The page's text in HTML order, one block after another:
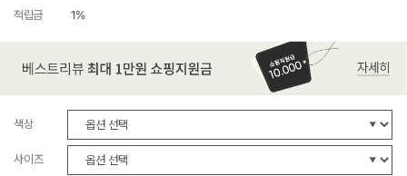
적립금 1%
색상
사이즈